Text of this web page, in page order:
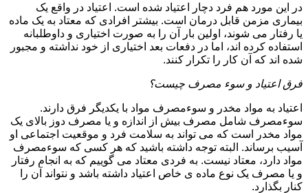
در این مورد هم فرد دچار اعتیاد شده است. اعتیاد در واقع یک
بیماری مزمن قابل درمان است. بیشتر افرادی که معتاد به یک ماده
یا رفتار می شوند، اولین بار آن را به صورت اختیاری و داوطلبانه
استفاده کرده اند، اما در دفعات بعد اختیاری از خود نداشته و مجبور
شده اند که آن کار را تکرار کنند.
فرق اعتیاد و سوء مصرف چیست؟
اعتیاد به مواد مخدر و سوءمصرف مواد با یکدیگر فرق دارند.
سوءمصرف شامل مصرف بیش از اندازه و یا مصرف دوز بالای یک
مواد مخدر است که می تواند به سلامت فرد و موقعیت اجتماعی او
آسیب برساند. البته توجه داشته باشید که هر کسی که سوءمصرف
مواد دارد، معتاد نیست. به فردی معتاد می گوییم که به انجام رفتار
و یا مصرف یک نوع ماده ی خاص اعتیاد داشته باشد و نتواند آن را
کنار بگذارد.